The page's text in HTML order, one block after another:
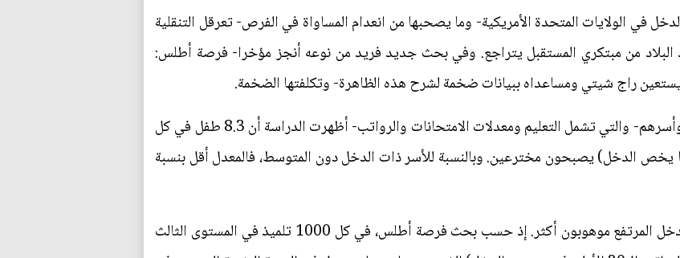
في الولايات المتحدة الأمريكية- وما يصحبها من انعدام المساواة في الفرص- تعرقل التنقلية
البلاد من مبتكري المستقبل يتراجع. وفي بحث جديد فريد من نوعه أنجز مؤخرا- فرصة أطلس:
يستعين راج شيتي ومساعداه ببيانات ضخمة لشرح هذه الظاهرة- وتكلفتها الضخمة.
وبناء على بيانات متعلقة بـ1.2 مليون مخترع وأسرهم- والتي تشمل التعليم ومعدلات الامتحانات والرواتب- أظهرت الدراسة أن 8.3 طفل في كل
الأسر( في ما يخص الدخل) يصبحون مخترعين. وبالنسبة للأسر ذات الدخل دون المتوسط، فالمعدل أقل بنسبة
وهذا ليس لأن الأطفال المنتمين للأسر ذات الدخل المرتفع موهوبون أكثر. إذ حسب بحث فرصة أطلس، في كل 1000 تلميذ في المستوى الثالث